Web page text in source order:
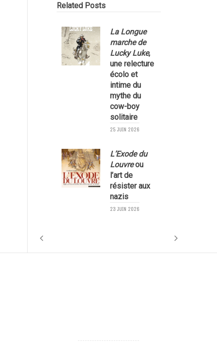
Related Posts
La Longue
marche de
Lucky Luke,
une relecture
écolo et
intime du
mythe du
cow-boy
solitaire
25 JUIN 2026
L’Exode du
Louvreou
l’art de
résister aux
nazis
23 JUIN 2026